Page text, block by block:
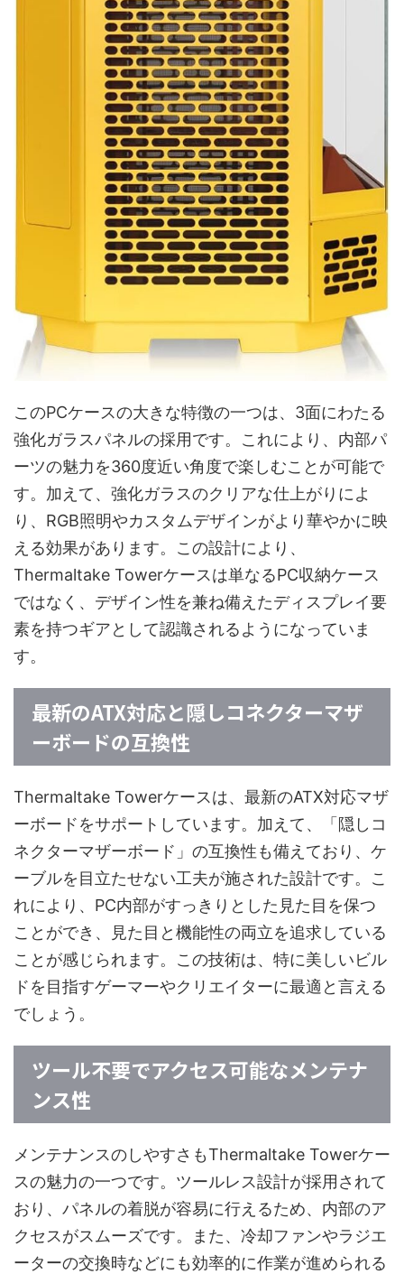
このPCケースの大きな特徴の一つは、3面にわたる
強化ガラスパネルの採用です。これにより、内部パ
ーツの魅力を360度近い角度で楽しむことが可能で
す。加えて、強化ガラスのクリアな仕上がりによ
り、RGB照明やカスタムデザインがより華やかに映
える効果があります。この設計により、
Thermaltake Towerケースは単なるPC収納ケース
ではなく、デザイン性を兼ね備えたディスプレイ要
素を持つギアとして認識されるようになっていま
す。
最新のATX対応と隠しコネクターマザ
ーボードの互換性
Thermaltake Towerケースは、最新のATX対応マザ
ーボードをサポートしています。加えて、「隠しコ
ネクターマザーボード」の互換性も備えており、ケ
ーブルを目立たせない工夫が施された設計です。こ
れにより、PC内部がすっきりとした見た目を保つ
ことができ、見た目と機能性の両立を追求している
ことが感じられます。この技術は、特に美しいビル
ドを目指すゲーマーやクリエイターに最適と言える
でしょう。
ツール不要でアクセス可能なメンテナ
ンス性
メンテナンスのしやすさもThermaltake Towerケー
スの魅力の一つです。ツールレス設計が採用されて
おり、パネルの着脱が容易に行えるため、内部のア
クセスがスムーズです。また、冷却ファンやラジエ
ーターの交換時などにも効率的に作業が進められる